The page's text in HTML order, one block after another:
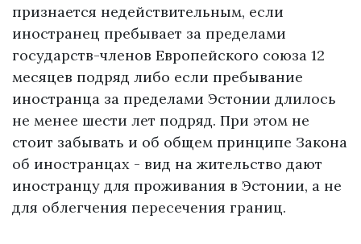
признается недействительным, если
иностранец пребывает за пределами
государств-членов Европейского союза 12
месяцев подряд либо если пребывание
иностранца за пределами Эстонии длилось
не менее шести лет подряд. При этом не
стоит забывать и об общем принципе Закона
об иностранцах - вид на жительство дают
иностранцу для проживания в Эстонии, а не
для облегчения пересечения границ.